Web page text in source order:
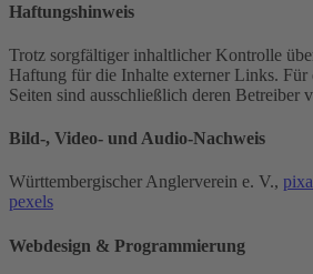
Haftungshinweis
Trotz sorgfältiger inhaltlicher Kontrolle
Haftung für die Inhalte externer Links.
Seiten sind ausschließlich deren Betreiber
Bild-, Video- und Audio-Nachweis
Württembergischer Anglerverein e. V.,
pexels
Webdesign & Programmierung